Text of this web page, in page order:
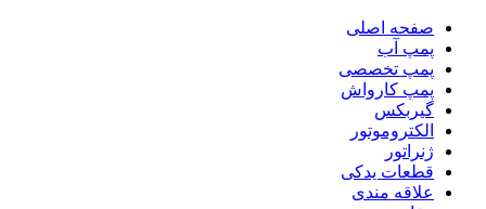
صفحه اصلی
پمپ آب
پمپ تخصصی
پمپ کارواش
گیربکس
الکتروموتور
ژنراتور
قطعات یدکی
علاقه مندی